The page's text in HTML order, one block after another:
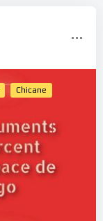
Chicane